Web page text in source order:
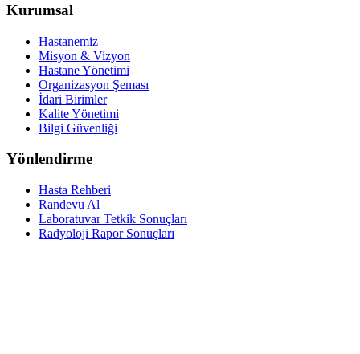
Kurumsal
Hastanemiz
Misyon & Vizyon
Hastane Yönetimi
Organizasyon Şeması
İdari Birimler
Kalite Yönetimi
Bilgi Güvenliği
Yönlendirme
Hasta Rehberi
Randevu Al
Laboratuvar Tetkik Sonuçları
Radyoloji Rapor Sonuçları